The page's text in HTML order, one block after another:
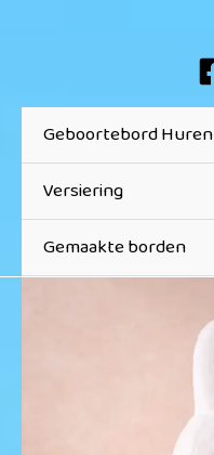
Geboortebord Huren
Versiering
Gemaakte borden